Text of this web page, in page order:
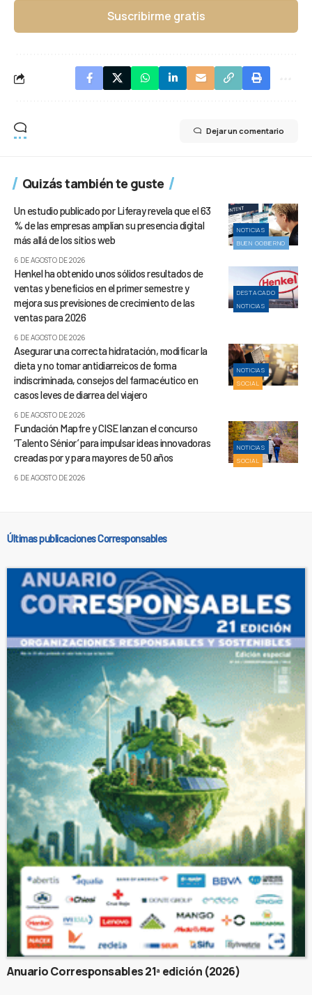
Suscribirme gratis
Dejar un comentario
Quizás también te guste
NOTICIAS
BUEN GOBIERNO
Un estudio publicado por Liferay revela que el 63
% de las empresas amplían su presencia digital
más allá de los sitios web
6 DE AGOSTO DE 2026
DESTACADO
NOTICIAS
Henkel ha obtenido unos sólidos resultados de
ventas y beneficios en el primer semestre y
mejora sus previsiones de crecimiento de las
ventas para 2026
6 DE AGOSTO DE 2026
NOTICIAS
SOCIAL
Asegurar una correcta hidratación, modificar la
dieta y no tomar antidiarreicos de forma
indiscriminada, consejos del farmacéutico en
casos leves de diarrea del viajero
6 DE AGOSTO DE 2026
NOTICIAS
SOCIAL
Fundación Mapfre y CISE lanzan el concurso
‘Talento Sénior’ para impulsar ideas innovadoras
creadas por y para mayores de 50 años
6 DE AGOSTO DE 2026
Últimas publicaciones Corresponsables
Anuario Corresponsables 21ª edición (2026)